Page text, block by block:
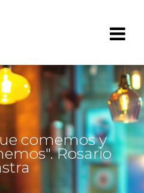
comemos y
Rosario